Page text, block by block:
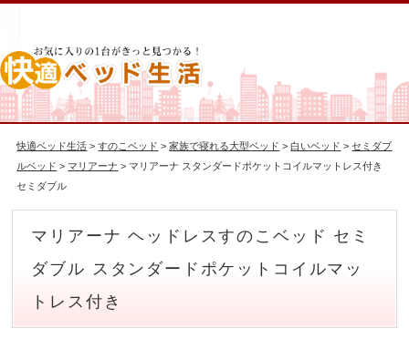
快適ベッド生活 >すのこベッド >家族で寝れる大型ベッド >白いベッド >セミダブ
ルベッド > マリアーナ > マリアーナ スタンダードポケットコイルマットレス付き
セミダブル
マリアーナ ヘッドレスすのこベッド セミ
ダブル スタンダードポケットコイルマッ
トレス付き